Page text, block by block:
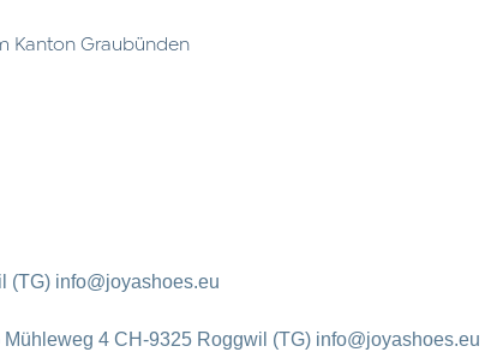
Kanton Graubünden
(TG) info@joyashoes.eu
4 CH-9325 Roggwil (TG) info@joyashoes.eu